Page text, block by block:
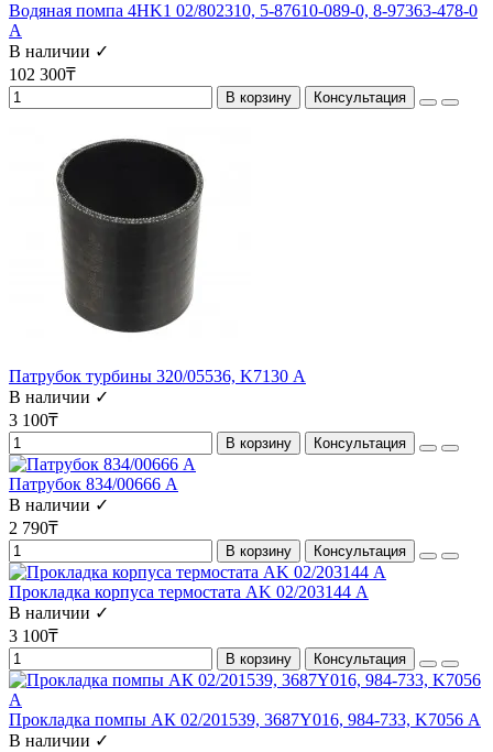
Водяная помпа 4HK1 02/802310, 5-87610-089-0, 8-97363-478-0
А
В наличии ✓
102 300₸
В корзину Консультация
Патрубок турбины 320/05536, K7130 А
В наличии ✓
3 100₸
В корзину Консультация
Патрубок 834/00666 А
В наличии ✓
2 790₸
В корзину Консультация
Прокладка корпуса термостата AK 02/203144 А
В наличии ✓
3 100₸
В корзину Консультация
Прокладка помпы АК 02/201539, 3687Y016, 984-733, K7056 А
В наличии ✓